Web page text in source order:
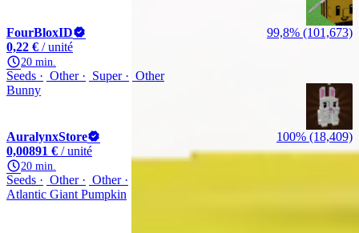
FourBloxID
99,8% (101,673)
0,22 € / unité
20 min.
Seeds Other Super
Other
Bunny
AuralynxStore
100% (18,409)
0,00891 € / unité
20 min.
Seeds Other Other
Atlantic Giant Pumpkin